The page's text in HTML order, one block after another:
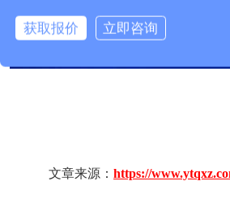
文章来源： https://
获取报价 立即咨询